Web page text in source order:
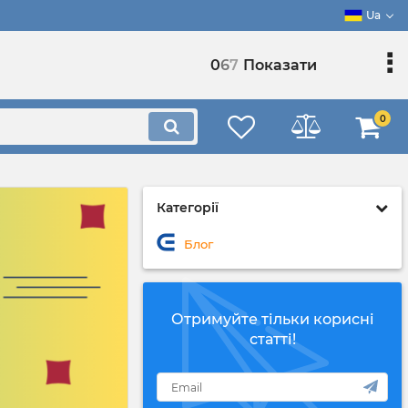
Ua
067 Показати
0
Категорії
Блог
Отримуйте тільки корисні
статті!